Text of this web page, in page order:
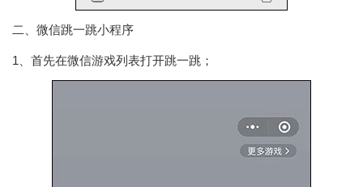
二、微信跳一跳小程序
1、首先在微信游戏列表打开跳一跳；